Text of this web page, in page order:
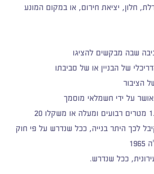
חלון, יציאת חירום, או במקום המונע
שבה מבקשים להציגו
של הבניין או של סביבתו
הציבור
על ידי חשמלאי מוסמך
ככל ששטח השלט 1.2 מטרים רבועים ומעלה או משקלו 20
לכך היתר בנייה, ככל שנדרש על פי חוק
ככל שנדרש.